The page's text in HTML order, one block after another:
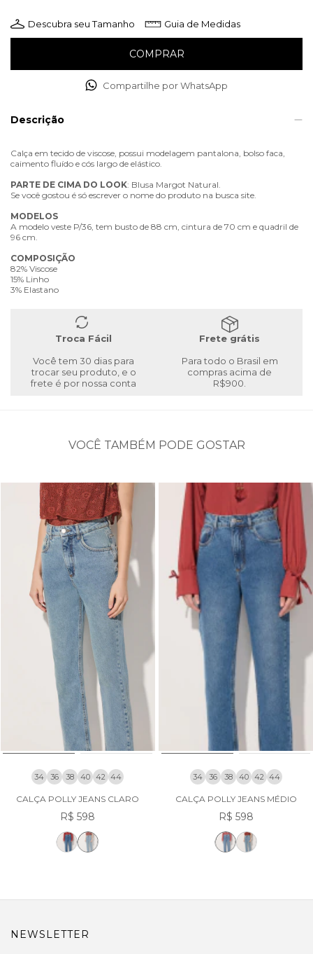
Descubra seu Tamanho Guia de Medidas
Compartilhe por WhatsApp
Descrição
Calça em tecido de viscose, possui modelagem pantalona, bolso faca,
caimento fluído e cós largo de elástico.
PARTE DE CIMA DO LOOK: Blusa Margot Natural.
Se você gostou é só escrever o nome do produto na busca site.
MODELOS
A modelo veste P/36, tem busto de 88 cm, cintura de 70 cm e quadril de
96 cm.
COMPOSIÇÃO
82% Viscose
15% Linho
3% Elastano
Troca Fácil
Você tem 30 dias para
trocar seu produto, e o
frete é por nossa conta
Frete grátis
Para todo o Brasil em
compras acima de
R$900.
VOCÊ TAMBÉM PODE GOSTAR
34 36 38 40 42 44
CALÇA POLLY JEANS CLARO
R$ 598
34 36 38 40 42 44
CALÇA POLLY JEANS MÉDIO
R$ 598
NEWSLETTER